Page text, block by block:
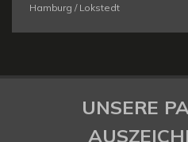
Hamburg / Lokstedt
UNSERE